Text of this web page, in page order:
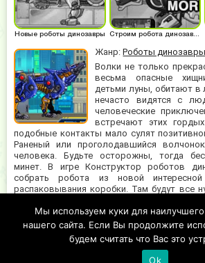
Жанр:Роботы динозавры
Волки не только
весьма опасные
детьми луны, обитают в
нечасто видятся с
человеческие
встречают этих
подобные контакты мало сулят
Раненый или проголодавшийся
человека. Будьте осторожны, тогда
минет. В игре Конструктор роботов
собрать робота из новой
распаковывания коробки. Там будут все
наблюдательность. Важно правильно
все компоненты. Когда справитесь,
Новые роботы динозавры Строим робота динозавра
Мы используем куки для
нашего сайта. Если Вы продолжите
будем считать что Вас это
Ok